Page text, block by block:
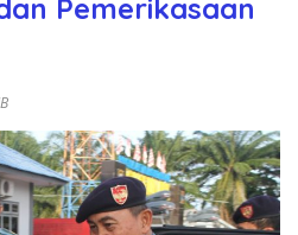
Pemerikasaan